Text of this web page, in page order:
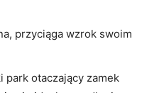
przyciąga ⁣wzrok swoim⁤
park​ otaczający zamek